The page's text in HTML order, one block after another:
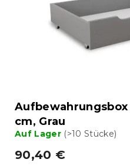
cm, Grau
Auf Lager (>10 Stücke)
90,40 €